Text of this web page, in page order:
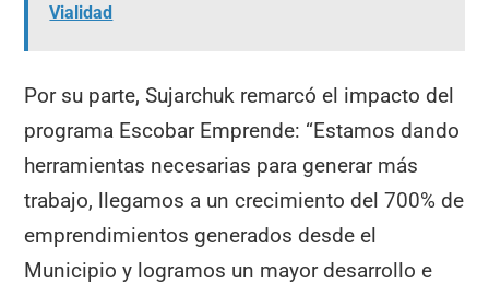
Vialidad
Por su parte, Sujarchuk remarcó el impacto del
programa Escobar Emprende: “Estamos dando
herramientas necesarias para generar más
trabajo, llegamos a un crecimiento del 700% de
emprendimientos generados desde el
Municipio y logramos un mayor desarrollo e